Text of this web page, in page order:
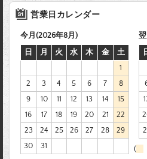
営業日カレンダー
今月(2026年8月)
日
月 火 水 木 金
土
1
2
3 4 5 6 7
8
9
10 11 12 13 14
15
16
17 18 19 20 21
22
23
24 25 26 27 28
29
30
31 (